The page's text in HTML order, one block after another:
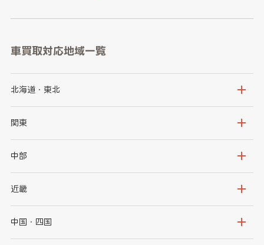
車買取対応地域一覧
北海道・東北
北海道
岩手県
秋田県
関東
茨城県
群馬県
千葉県
中部
新潟県
石川県
近畿
大阪府
中国・四国